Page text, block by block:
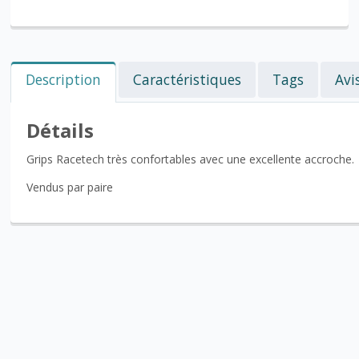
Description Caractéristiques Tags
Détails
Grips Racetech très confortables avec une excellente accroche.
Vendus par paire